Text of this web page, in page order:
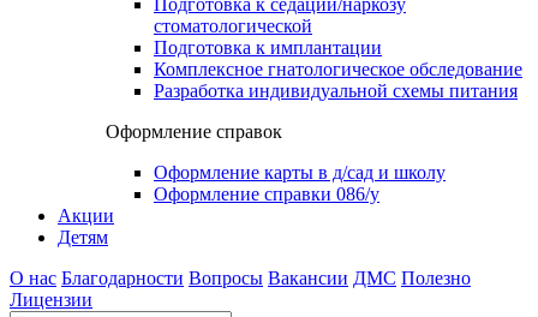
Подготовка к седации/наркозу
стоматологической
Подготовка к имплантации
Комплексное гнатологическое обследование
Разработка индивидуальной схемы питания
Оформление справок
Оформление карты в д/сад и школу
Оформление справки 086/у
Акции
Детям
О нас Благодарности Вопросы Вакансии ДМС Полезно
Лицензии